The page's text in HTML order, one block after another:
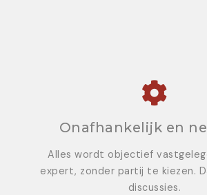
Onafhankelijk en
Alles wordt objectief
expert, zonder partij te kiezen.
discussies.